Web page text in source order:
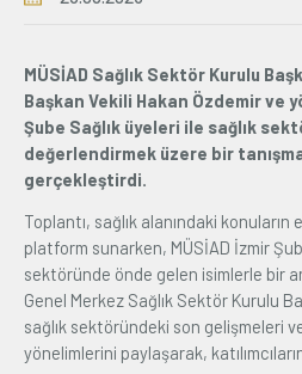
E-İşlemler
MÜSİAD Sağlık Sektör Kurulu
Başkan Vekili Hakan Özdemir ve
Şube Sağlık üyeleri ile sağlık
değerlendirmek üzere bir
gerçekleştirdi.
Toplantı, sağlık alanındaki konuların
platform sunarken, MÜSİAD İzmir
sektöründe önde gelen isimlerle bir
Genel Merkez Sağlık Sektör Kurulu
sağlık sektöründeki son gelişmeleri
yönelimlerini paylaşarak,